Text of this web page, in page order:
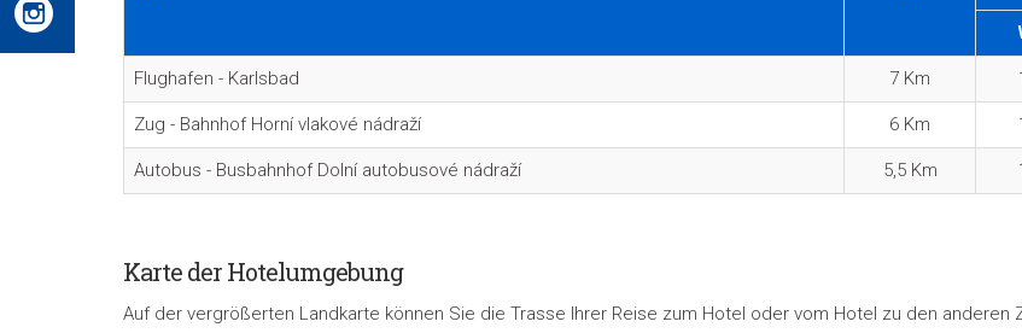
Flughafen - Karlsbad 7 Km
Zug - Bahnhof Horní vlakové nádraží 6 Km
Autobus - Busbahnhof Dolní autobusové nádraží 5,5 Km
Karte der Hotelumgebung
Auf der vergrößerten Landkarte können Sie die Trasse Ihrer Reise zum Hotel oder vom Hotel zu den anderen